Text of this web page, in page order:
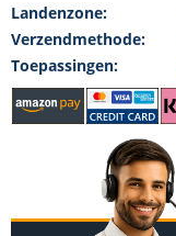
Landenzone:
Verzendmethode:
Toepassingen: